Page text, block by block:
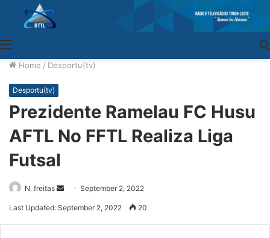
Home / Desportu(tv)
Desportu(tv)
Prezidente Ramelau FC Husu
AFTL No FFTL Realiza Liga
Futsal
N. freitas
SendSeptember 2, 2022
Last Updated: September 2, 2022 20